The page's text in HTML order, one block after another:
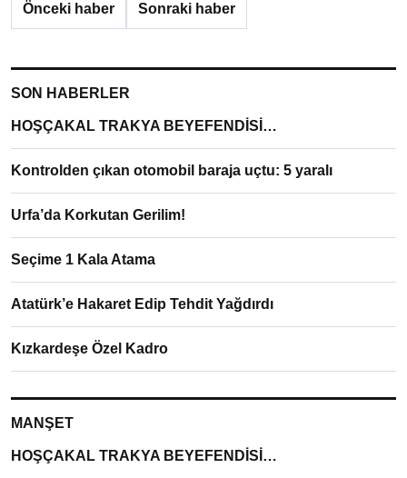
Önceki haber Sonraki haber
SON HABERLER
HOŞÇAKAL TRAKYA BEYEFENDİSİ…
Kontrolden çıkan otomobil baraja uçtu: 5 yaralı
Urfa’da Korkutan Gerilim!
Seçime 1 Kala Atama
Atatürk’e Hakaret Edip Tehdit Yağdırdı
Kızkardeşe Özel Kadro
MANŞET
HOŞÇAKAL TRAKYA BEYEFENDİSİ…